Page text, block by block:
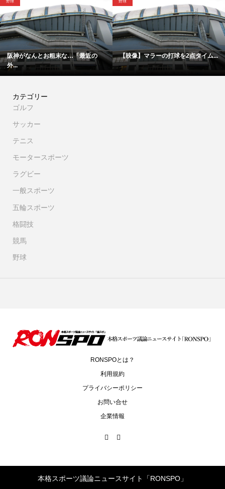
タイム... 「僕は厳しい親父の承認を必要と... 追悼…「血に染まったタ
カテゴリー
ゴルフ
サッカー
テニス
モータースポーツ
ラグビー
一般スポーツ
五輪スポーツ
格闘技
競馬
野球
RONSPOとは？
利用規約
プライバシーポリシー
お問い合せ
企業情報
本格スポーツ議論ニュースサイト「RONSPO」